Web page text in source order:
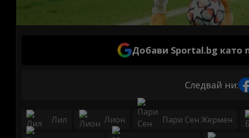
Добави Sportal.bg като
Следвай ни:
Лил Лион Пари Сен Жермен